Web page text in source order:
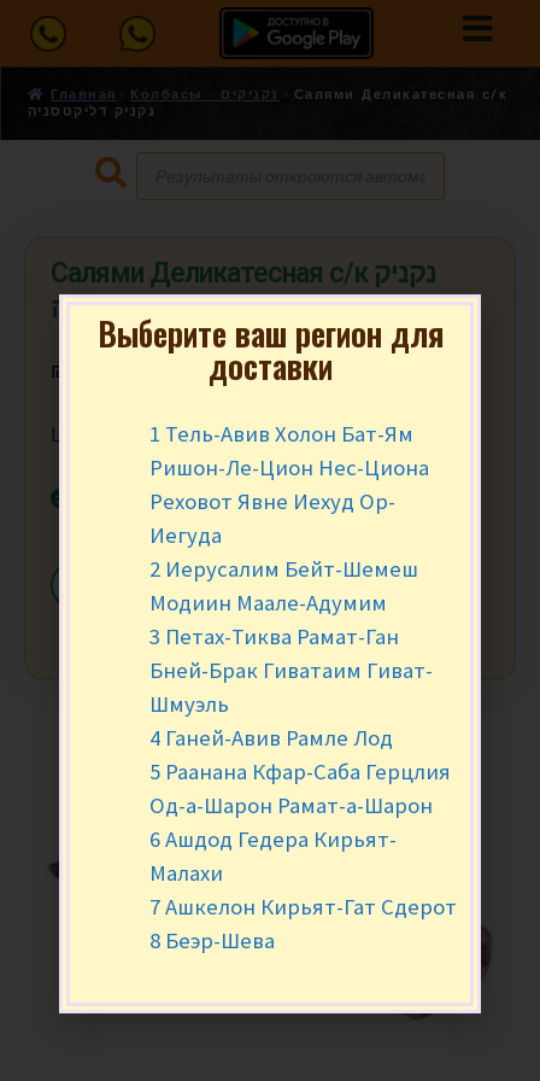
Главная Колбасы - נקניקים
Салями Деликатесная с/к
נקניק דליקטסניה
Салями Деликатесная с/к נקניק
דליקטסניה
₪ за 100 гр.
Цена за 100 гр. Мин. заказ от 200 гр. (2)
В наличии
+
Выберите ваш регион для
доставки
1 Тель-Авив Холон Бат-Ям
Ришон-Ле-Цион Нес-Циона
Реховот Явне Иехуд Ор-
Иегуда
2 Иерусалим Бейт-Шемеш
Модиин Маале-Адумим
3 Петах-Тиква Рамат-Ган
Бней-Брак Гиватаим Гиват-
Шмуэль
4 Ганей-Авив Рамле Лод
5 Раанана Кфар-Саба Герцлия
Од-а-Шарон Рамат-а-Шарон
6 Ашдод Гедера Кирьят-
Малахи
7 Ашкелон Кирьят-Гат Сдерот
8 Беэр-Шева